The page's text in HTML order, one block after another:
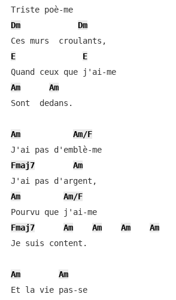
Triste poè-me
Dm
Dm
E
E
Quand ceux que j'ai-me
Am
Am
Sont  dedans.
Am
Am/F
J'ai pas d'emblè-me
Fmaj7
Am
Am
Am/F
Pourvu que j'ai-me
Fmaj7
Am Am Am
Am
Je suis content.
Am
Am
Et la vie pas-se